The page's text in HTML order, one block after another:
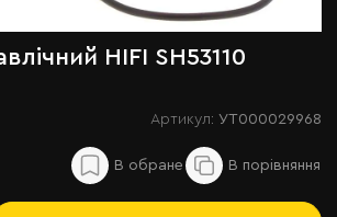
HIFI SH53110
Артикул: УТ000029968